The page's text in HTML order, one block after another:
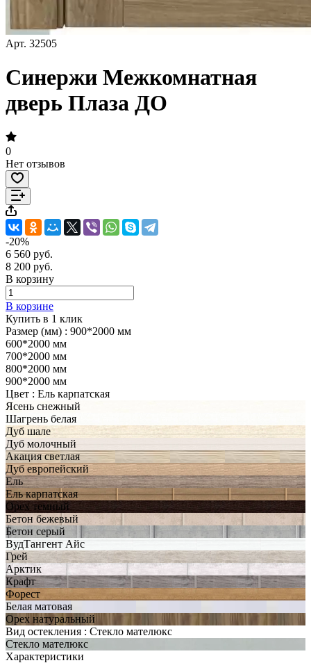
Арт. 32505
Синержи Межкомнатная
дверь Плаза ДО
0
Нет отзывов
-20%
6 560 руб.
8 200 руб.
В корзину
В корзине
Купить в 1 клик
Размер (мм) : 900*2000 мм
600*2000 мм
700*2000 мм
800*2000 мм
900*2000 мм
Цвет : Ель карпатская
Ясень снежный
Шагрень белая
Дуб шале
Дуб молочный
Акация светлая
Дуб европейский
Ель
Ель карпатская
Орех темный
Бетон бежевый
Бетон серый
ВудТангент Айс
Грей
Арктик
Крафт
Форест
Белая матовая
Орех натуральный
Вид остекления : Стекло мателюкс
Стекло мателюкс
Характеристики